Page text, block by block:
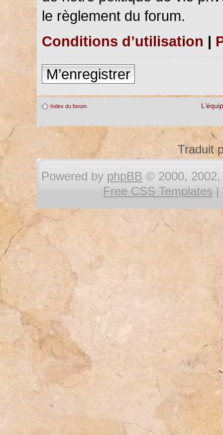
le règlement du forum.
Conditions d’utilisation |
M’enregistrer
Index du forum
Traduit
Powered by phpBB © 2000, 2002,
Free CSS Templates |